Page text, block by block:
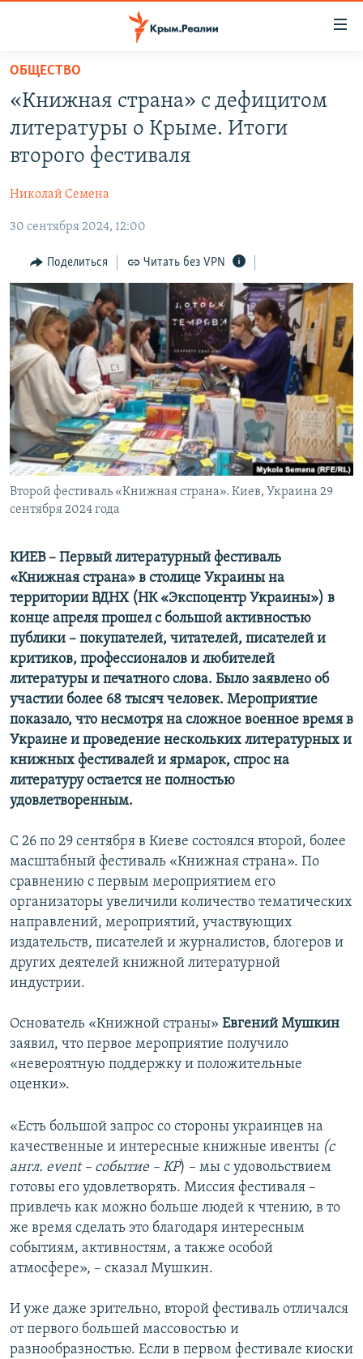
Вернуться
основному
содержанию
Вернутся
главной
Вернутся
поиску
ЕЩЕ
ИНТЕРАКТИВ
ИНФОГРАФИКА
ТЕЛЕПРОЕКТ КРЫМ.РЕАЛИИ
СОВЕТЫ ПРАВОЗАЩИТНИКОВ
ПРОПАВШИЕ БЕЗ ВЕСТИ
ПОБЕДИТЕЛЕЙ НЕ СУДЯТ?
КРЫМ.НЕПОКОРЕННЫЙ
ELIFBE
УКРАИНСКАЯ ПРОБЛЕМА КРЫМА
РАДІО СВОБОДА
КАК ОБОЙТИ БЛОКИРОВКУ
Українською
Qırımtatar
ПРИСОЕДИНЯЙТЕСЬ!
Все сайты RFE/RL
ОБЩЕСТВО
«Книжная страна» с дефицитом
литературы о Крыме. Итоги
второго фестиваля
Николай Семена
30 сентября 2024, 12:00
Поделиться Читать без VPN
Второй фестиваль «Книжная страна». Киев, Украина 29
сентября 2024 года
КИЕВ – Первый литературный фестиваль
«Книжная страна» в столице Украины на
территории ВДНХ (НК «Экспоцентр Украины») в
конце апреля прошел с большой активностью
публики – покупателей, читателей, писателей и
критиков, профессионалов и любителей
литературы и печатного слова. Было заявлено об
участии более 68 тысяч человек. Мероприятие
показало, что несмотря на сложное военное время в
Украине и проведение нескольких литературных и
книжных фестивалей и ярмарок, спрос на
литературу остается не полностью
удовлетворенным.
С 26 по 29 сентября в Киеве состоялся второй, более
масштабный фестиваль «Книжная страна». По
сравнению с первым мероприятием его
организаторы увеличили количество тематических
направлений, мероприятий, участвующих
издательств, писателей и журналистов, блогеров и
других деятелей книжной литературной
индустрии.
Основатель «Книжной страны» Евгений Мушкин
заявил, что первое мероприятие получило
«невероятную поддержку и положительные
оценки».
«Есть большой запрос со стороны украинцев на
качественные и интересные книжные ивенты (с
англ. event – событие – КР) – мы с удовольствием
готовы его удовлетворять. Миссия фестиваля –
привлечь как можно больше людей к чтению, в то
же время сделать это благодаря интересным
событиям, активностям, а также особой
атмосфере», – сказал Мушкин.
И уже даже зрительно, второй фестиваль отличался
от первого большей массовостью и
разнообразностью. Если в первом фестивале киоски